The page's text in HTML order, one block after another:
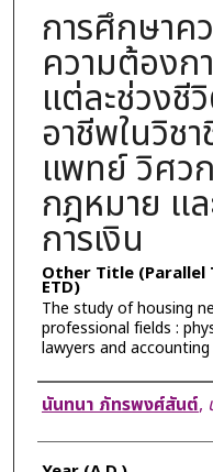
การศึกษาค
ความต้องก
แต่ละช่วงชี
อาชีพในวิช
แพทย์ วิศว
กฎหมาย แ
การเงิน
Other Title
ETD)
The study of housing
professional fields :
lawyers and
Author
นันทนา ภัทรพงศ์สันต์,